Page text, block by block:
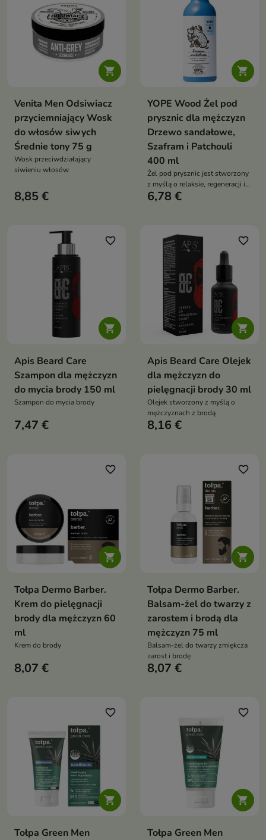

Venita Men Odsiwiacz
przyciemniający Wosk
do włosów siwych
Średnie tony 75 g
Wosk przeciwdziałający
siwieniu włosów
8,85 €

YOPE Wood Żel pod
prysznic dla mężczyzn
Drzewo sandałowe,
Szafram i Patchouli
400 ml
Żel pod prysznic jest stworzony
z myślą o relaksie, regeneracji i
nawilżeniu skóry
6,78 €

favorite_border
Apis Beard Care
Szampon dla mężczyzn
do mycia brody 150 ml
Szampon do mycia brody
7,47 €

favorite_border
Apis Beard Care Olejek
dla mężczyzn do
pielęgnacji brody 30 ml
Olejek stworzony z myślą o
mężczyznach z brodą
8,16 €

favorite_border
Tołpa Dermo Barber.
Krem do pielęgnacji
brody dla mężczyzn 60
ml
Krem do brody
8,07 €

favorite_border
Tołpa Dermo Barber.
Balsam-żel do twarzy z
zarostem i brodą dla
mężczyzn 75 ml
Balsam-żel do twarzy zmiękcza
zarost i brodę
8,07 €

favorite_border
Tołpa Green Men

favorite_border
Tołpa Green Men